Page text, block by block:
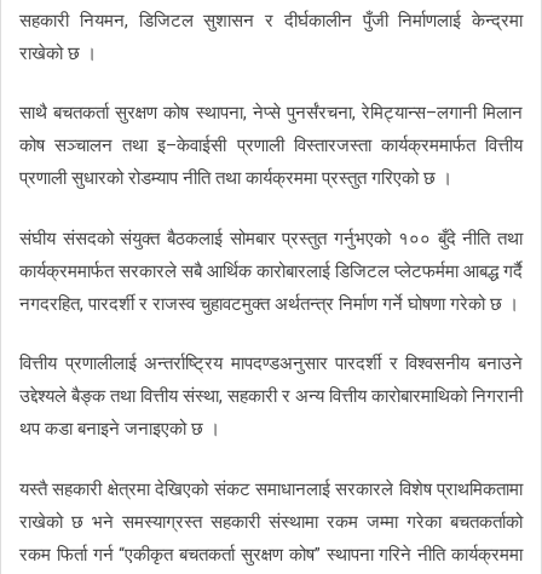
सहकारी नियमन, डिजिटल सुशासन र दीर्घकालीन पुँजी निर्माणलाई केन्द्रमा
राखेको छ ।
साथै बचतकर्ता सुरक्षण कोष स्थापना, नेप्से पुनर्संरचना, रेमिट्यान्स–लगानी मिलान
कोष सञ्चालन तथा इ–केवाईसी प्रणाली विस्तारजस्ता कार्यक्रममार्फत वित्तीय
प्रणाली सुधारको रोडम्याप नीति तथा कार्यक्रममा प्रस्तुत गरिएको छ ।
संघीय संसदको संयुक्त बैठकलाई सोमबार प्रस्तुत गर्नुभएको १०० बुँदे नीति तथा
कार्यक्रममार्फत सरकारले सबै आर्थिक कारोबारलाई डिजिटल प्लेटफर्ममा आबद्ध गर्दै
नगदरहित, पारदर्शी र राजस्व चुहावटमुक्त अर्थतन्त्र निर्माण गर्ने घोषणा गरेको छ ।
वित्तीय प्रणालीलाई अन्तर्राष्ट्रिय मापदण्डअनुसार पारदर्शी र विश्वसनीय बनाउने
उद्देश्यले बैङ्क तथा वित्तीय संस्था, सहकारी र अन्य वित्तीय कारोबारमाथिको निगरानी
थप कडा बनाइने जनाइएको छ ।
यस्तै सहकारी क्षेत्रमा देखिएको संकट समाधानलाई सरकारले विशेष प्राथमिकतामा
राखेको छ भने समस्याग्रस्त सहकारी संस्थामा रकम जम्मा गरेका बचतकर्ताको
रकम फिर्ता गर्न “एकीकृत बचतकर्ता सुरक्षण कोष” स्थापना गरिने नीति कार्यक्रममा